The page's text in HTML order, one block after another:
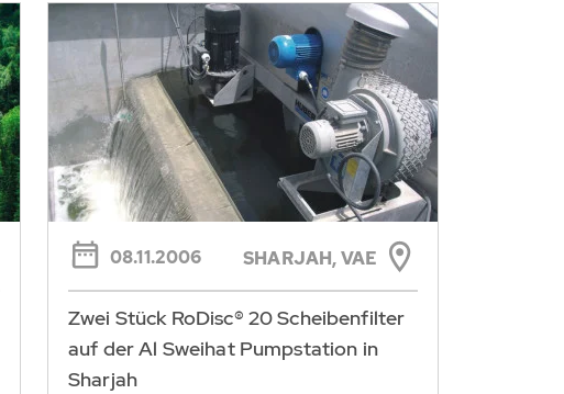
08.11.2006 SHARJAH, VAE
Zwei Stück RoDisc® 20 Scheibenfilter
auf der Al Sweihat Pumpstation in
Sharjah